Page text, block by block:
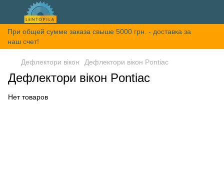
При общей сумме заказа свыше 5000 грн. - доставка за
наш счет!
Дефлектори вікон Дефлектори вікон Pontiac
Дефлектори вікон Pontiac
Нет товаров